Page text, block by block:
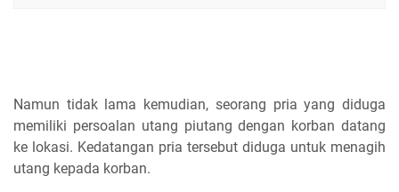
Namun tidak lama kemudian, seorang pria yang diduga
memiliki persoalan utang piutang dengan korban datang
ke lokasi. Kedatangan pria tersebut diduga untuk menagih
utang kepada korban.